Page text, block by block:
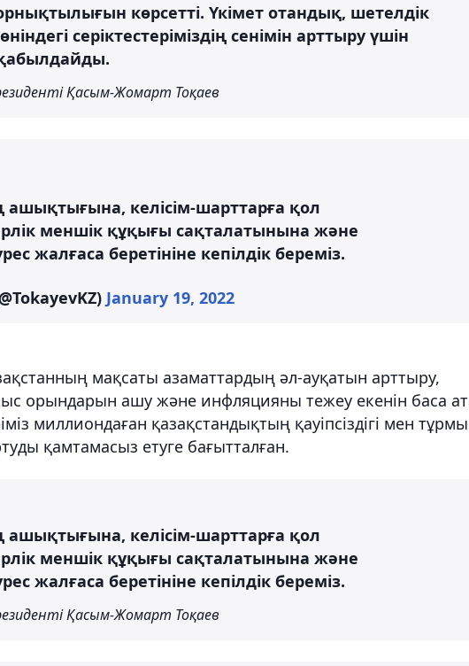
көрсетті. Үкімет отандық, шетелдік
серіктестеріміздің сенімін арттыру үшін
Қасым-Жомарт Тоқаев
ашықтығына, келісім-шарттарға қол
меншік құқығы сақталатынына және
жалғаса беретініне кепілдік береміз.
January 19, 2022
мақсаты азаматтардың әл-ауқатын арттыру,
орындарын ашу және инфляцияны тежеу екенін баса
миллиондаған қазақстандықтың қауіпсіздігі мен
қамтамасыз етуге бағытталған.
ашықтығына, келісім-шарттарға қол
меншік құқығы сақталатынына және
жалғаса беретініне кепілдік береміз.
Қасым-Жомарт Тоқаев